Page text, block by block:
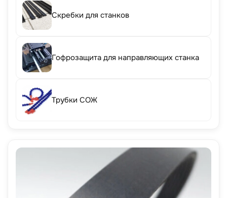
Скребки для станков
Гофрозащита для направляющих станка
Трубки СОЖ